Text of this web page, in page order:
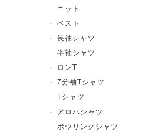
ニット
ベスト
長袖シャツ
半袖シャツ
ロンT
7分袖Tシャツ
Tシャツ
アロハシャツ
ボウリングシャツ